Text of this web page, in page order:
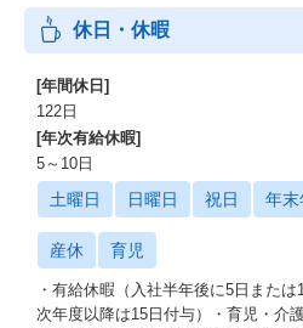
休日・休暇
[年間休日]
122日
[年次有給休暇]
5～10日
土曜日 日曜日 祝日 年末
産休 育児
・有給休暇（入社半年後に5日また
次年度以降は15日付与）・育児・介